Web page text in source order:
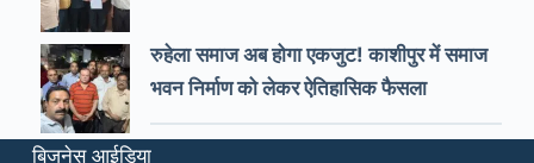
रुहेला समाज अब होगा एकजुट! काशीपुर में समाज
भवन निर्माण को लेकर ऐतिहासिक फैसला
बिजनेस आईडिया